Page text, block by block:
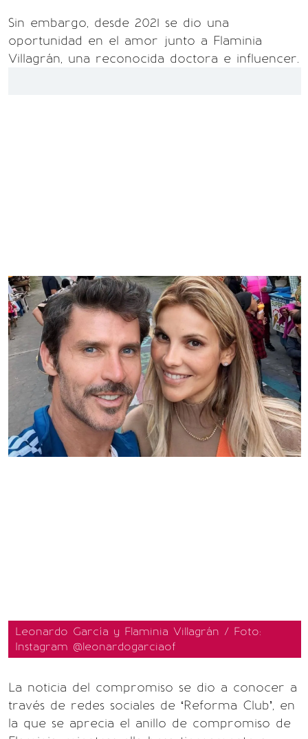
Sin embargo, desde 2021 se dio una
oportunidad en el amor junto a Flaminia
Villagrán, una reconocida doctora e influencer.
Leonardo García y Flaminia Villagrán / Foto:
Instagram @leonardogarciaof
La noticia del compromiso se dio a conocer a
través de redes sociales de ‘Reforma Club’, en
la que se aprecia el anillo de compromiso de